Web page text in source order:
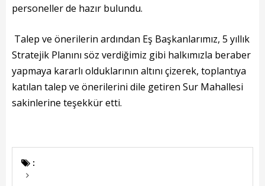
Tamamlanan Projeler
Devam Eden Projeler
Planlanan Projeler
Haberler
Kadın Politikalar
Kadın
personeller de hazır bulundu.
Talep ve önerilerin ardından Eş Başkanlarımız, 5 yıllık
Stratejik Planını söz verdiğimiz gibi halkımızla beraber
yapmaya kararlı olduklarının altını çizerek, toplantıya
katılan talep ve önerilerini dile getiren Sur Mahallesi
sakinlerine teşekkür etti.
: